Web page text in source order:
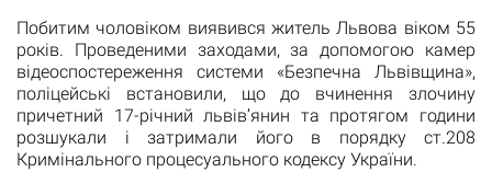
Побитим чоловіком виявився житель Львова віком 55
років. Проведеними заходами, за допомогою камер
відеоспостереження системи «Безпечна Львівщина»,
поліцейські встановили, що до вчинення злочину
причетний 17-річний львів’янин та протягом години
розшукали і затримали його в порядку ст.208
Кримінального процесуального кодексу України.